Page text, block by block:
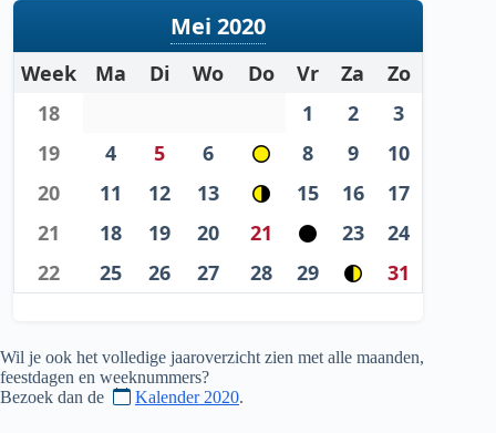
weten wanneer de volgende volle maan zichtbaar is.
De gegevens worden automatisch bijgewerkt en zijn
gebaseerd op betrouwbare astronomische berekeningen. Zo
maand.
Mei 2020
Week Ma Di Wo Do Vr Za
Zo
18
1 2
3
19
4 5 6 8 9
10
20
11 12 13 15 16
17
21
18 19 20 21 23
24
22
25 26 27 28 29 31
Wil je ook het volledige jaaroverzicht zien met alle maanden,
feestdagen en weeknummers?
Bezoek dan de
Kalender 2020.